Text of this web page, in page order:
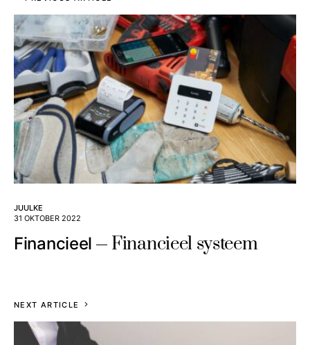
JUULKE
31 OKTOBER 2022
Financieel Financieel systeem
NEXT ARTICLE